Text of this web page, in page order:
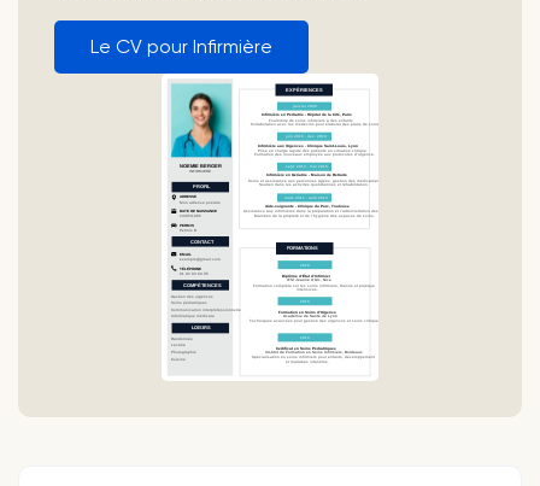
Le CV pour Infirmière